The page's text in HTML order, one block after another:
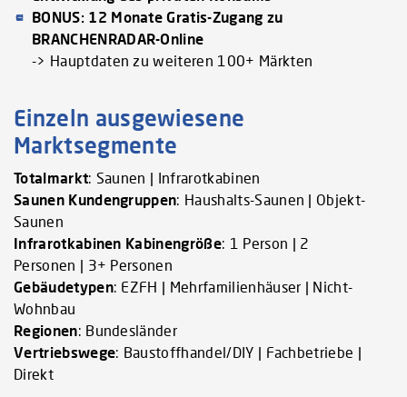
BONUS: 12 Monate Gratis-Zugang zu
BRANCHENRADAR-Online
-> Hauptdaten zu weiteren 100+ Märkten
Einzeln ausgewiesene
Marktsegmente
Totalmarkt: Saunen | Infrarotkabinen
Saunen Kundengruppen: Haushalts-Saunen | Objekt-
Saunen
Infrarotkabinen Kabinengröße: 1 Person | 2
Personen | 3+ Personen
Gebäudetypen: EZFH | Mehrfamilienhäuser | Nicht-
Wohnbau
Regionen: Bundesländer
Vertriebswege: Baustoffhandel/DIY | Fachbetriebe |
Direkt